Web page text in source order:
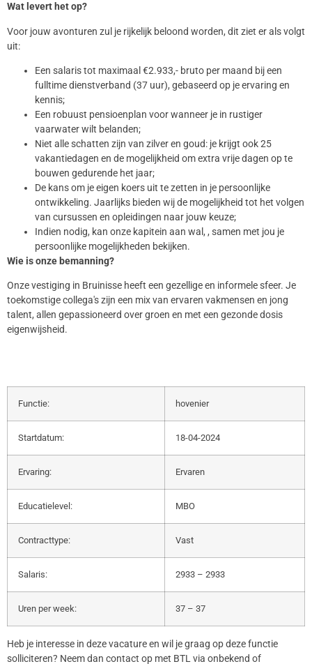
Wat levert het op?
Voor jouw avonturen zul je rijkelijk beloond worden, dit ziet er als volgt
uit:
Een salaris tot maximaal €2.933,- bruto per maand bij een
fulltime dienstverband (37 uur), gebaseerd op je ervaring en
kennis;
Een robuust pensioenplan voor wanneer je in rustiger
vaarwater wilt belanden;
Niet alle schatten zijn van zilver en goud: je krijgt ook 25
vakantiedagen en de mogelijkheid om extra vrije dagen op te
bouwen gedurende het jaar;
De kans om je eigen koers uit te zetten in je persoonlijke
ontwikkeling. Jaarlijks bieden wij de mogelijkheid tot het volgen
van cursussen en opleidingen naar jouw keuze;
Indien nodig, kan onze kapitein aan wal, , samen met jou je
persoonlijke mogelijkheden bekijken.
Wie is onze bemanning?
Onze vestiging in Bruinisse heeft een gezellige en informele sfeer. Je
toekomstige collega's zijn een mix van ervaren vakmensen en jong
talent, allen gepassioneerd over groen en met een gezonde dosis
eigenwijsheid.
Functie: hovenier
Startdatum: 18-04-2024
Ervaring: Ervaren
Educatielevel: MBO
Contracttype: Vast
Salaris: 2933 – 2933
Uren per week: 37 – 37
Heb je interesse in deze vacature en wil je graag op deze functie
solliciteren? Neem dan contact op met BTL via onbekend of